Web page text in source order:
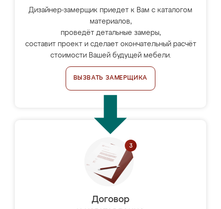
Дизайнер-замерщик приедет к Вам с каталогом
материалов,
проведёт детальные замеры,
составит проект и сделает окончательный расчёт
стоимости Вашей будущей мебели.
ВЫЗВАТЬ ЗАМЕРЩИКА
Договор